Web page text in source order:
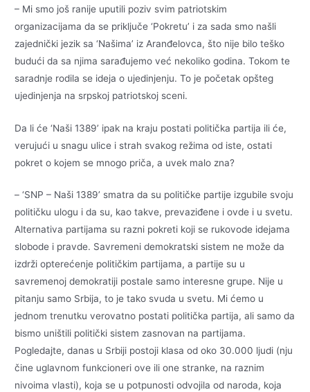
– Mi smo još ranije uputili poziv svim patriotskim
organizacijama da se priključe ‘Pokretu’ i za sada smo našli
zajednički jezik sa ‘Našima’ iz Aranđelovca, što nije bilo teško
budući da sa njima sarađujemo već nekoliko godina. Tokom te
saradnje rodila se ideja o ujedinjenju. To je početak opšteg
ujedinjenja na srpskoj patriotskoj sceni.
Da li će ‘Naši 1389’ ipak na kraju postati politička partija ili će,
verujući u snagu ulice i strah svakog režima od iste, ostati
pokret o kojem se mnogo priča, a uvek malo zna?
– ‘SNP – Naši 1389’ smatra da su političke partije izgubile svoju
političku ulogu i da su, kao takve, prevaziđene i ovde i u svetu.
Alternativa partijama su razni pokreti koji se rukovode idejama
slobode i pravde. Savremeni demokratski sistem ne može da
izdrži opterećenje političkim partijama, a partije su u
savremenoj demokratiji postale samo interesne grupe. Nije u
pitanju samo Srbija, to je tako svuda u svetu. Mi ćemo u
jednom trenutku verovatno postati politička partija, ali samo da
bismo uništili politički sistem zasnovan na partijama.
Pogledajte, danas u Srbiji postoji klasa od oko 30.000 ljudi (nju
čine uglavnom funkcioneri ove ili one stranke, na raznim
nivoima vlasti), koja se u potpunosti odvojila od naroda, koja